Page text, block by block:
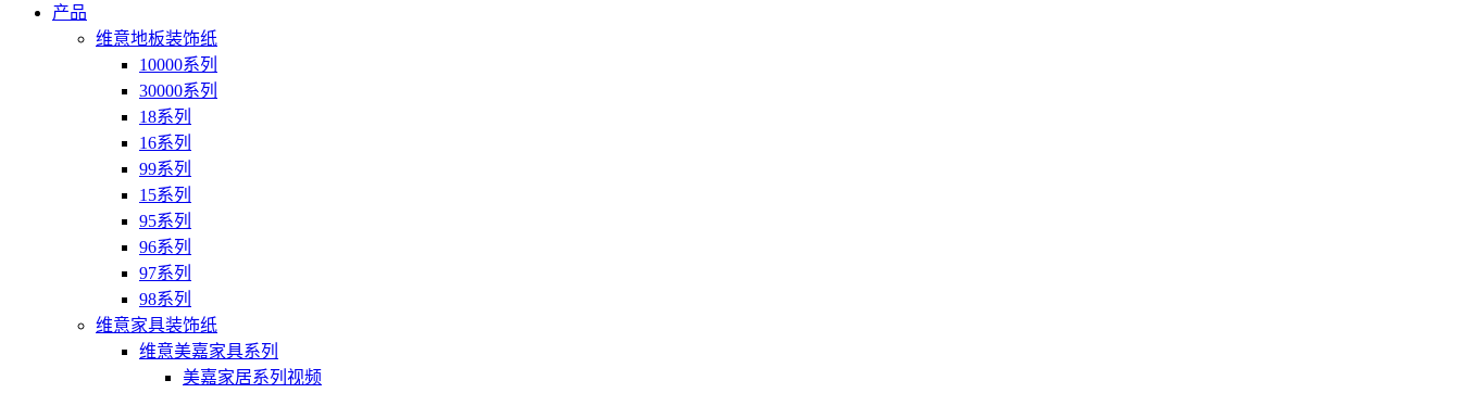
产品
维意地板装饰纸
10000系列
30000系列
18系列
16系列
99系列
15系列
95系列
96系列
97系列
98系列
维意家具装饰纸
维意美嘉家具系列
美嘉家居系列视频